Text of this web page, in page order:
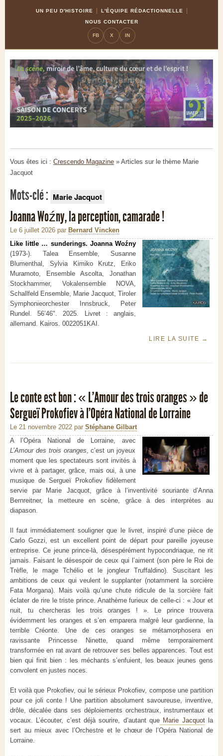
UN PEU D'HISTOIRE
L'ÉQUIPE RÉDACTIONNELLE
NOUS CONTACTER
FB X IN
Vous êtes ici : Crescendo Magazine » Articles sur le thème Marie
Jacquot
Mots-clé : Marie Jacquot
Joanna Woźny, la perception, camarade !
Le 6 juillet 2026 par Bernard Vincken
Like little … sunderings. Joanna Woźny
(1973-). Talea Ensemble, Susanne
Blumenthal, Sylvia Kimiko Krutz, Eriko
Muramoto, Ensemble Ascolta, Jonathan
Stockhammer, Vokalensemble NOVA,
Schallfeld Ensemble, Marie Jacquot, Tiroler
Symphonieorchester Innsbruck, Peter
Rundel. 56’46". 2025. Livret : anglais,
allemand. Kairos. 0022051KAI.
LIRE LA SUITE →
Le conte est bon : « L’Amour des trois oranges » de
Sergueï Prokofiev à l’Opéra National de Lorraine
Le 21 novembre 2022 par Stéphane Gilbart
A l’Opéra National de Lorraine, avec
L’Amour des trois oranges, c’est un joyeux
moment que les spectateurs sont invités à
vivre et à partager, grâce, mais oui, à une
musique de Sergueï Prokofiev fidèlement
servie par Marie Jacquot, grâce à l’inventivité souriante d’Anna
Bernreitner, la metteure en scène, grâce à des interprètes au
diapason.
Il faut immédiatement souligner que le livret, inspiré d’une pièce de
Carlo Gozzi, est un excellent point de départ pour pareille joyeuse
entreprise. Ce jeune prince-là, désespérément hypocondriaque, ne rit
jamais. Faisant le désespoir de ceux qui l’aiment (son père le Roi de
Trèfle, le mage Tchélio et le jongleur Truffaldino). Suscitant les
ambitions de ceux qui veulent le supplanter (notamment la sorcière
Fata Morgana). Mais voilà qu’une chute ridicule de la sorcière fait
éclater de rire le triste prince. Anathème furieux de celle-ci : « Jour et
nuit, tu chercheras les trois oranges ! ». Le prince trouvera
évidemment les oranges et s’en emparera malgré leur gardienne, la
terrible Créonte. Une de ces oranges se métamorphosera en
ravissante Princesse Ninette, quand même temporairement
transformée en rat avant de retrouver ses belles apparences. Tout est
bien qui finit bien : les méchants s’enfuient, les beaux jeunes gens
convolent en justes noces.
Et voilà que Prokofiev, oui le sérieux Prokofiev, compose une partition
pour ce joli conte ! Une partition absolument savoureuse, inventive,
drôle, décalée dans ses déploiements orchestraux, instrumentaux et
vocaux. L’écouter, c’est déjà sourire, d’autant que Marie Jacquotla
sert au mieux avec l’Orchestre et le chœur de l’Opéra National de
Lorraine.